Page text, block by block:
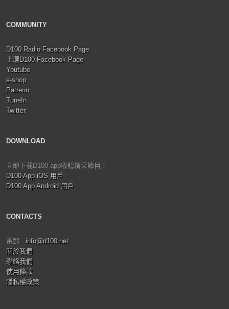
COMMUNITY
D100 Radio Facebook Page
上環D100 Facebook Page
Youtube
e-shop
Patreon
TuneIn
Twitter
DOWNLOAD
立即下載D100 app收聽精采節目！
D100 App iOS 用戶
D100 App Android 用戶
CONTACTS
電郵 : info@d100.net
關於我們
聯絡我們
使用條款
隱私權政策